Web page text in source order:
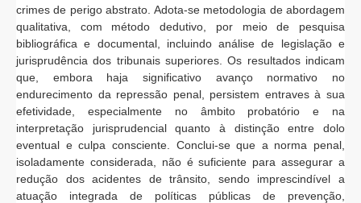
crimes de perigo abstrato. Adota-se metodologia de abordagem
qualitativa, com método dedutivo, por meio de pesquisa
bibliográfica e documental, incluindo análise de legislação e
jurisprudência dos tribunais superiores. Os resultados indicam
que, embora haja significativo avanço normativo no
endurecimento da repressão penal, persistem entraves à sua
efetividade, especialmente no âmbito probatório e na
interpretação jurisprudencial quanto à distinção entre dolo
eventual e culpa consciente. Conclui-se que a norma penal,
isoladamente considerada, não é suficiente para assegurar a
redução dos acidentes de trânsito, sendo imprescindível a
atuação integrada de políticas públicas de prevenção,